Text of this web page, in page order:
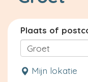
Plaats of
Mijn lokatie